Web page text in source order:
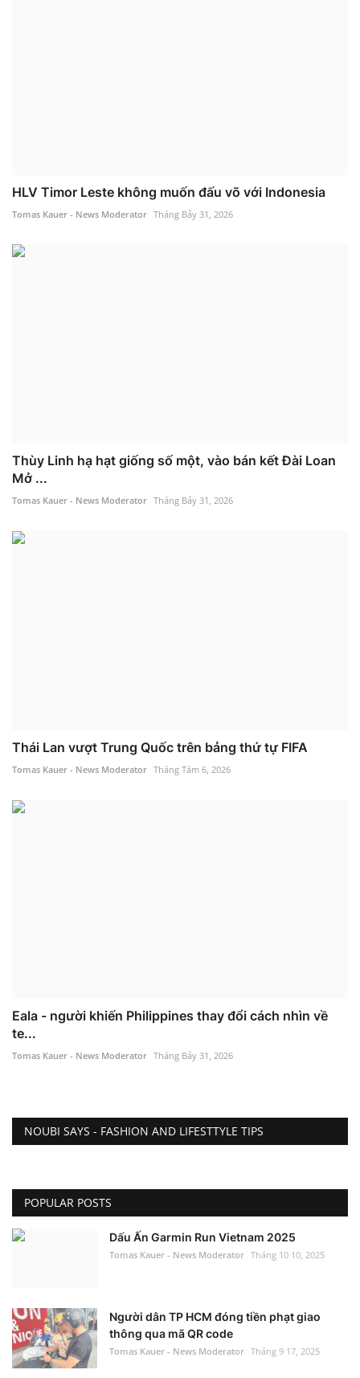
HLV Timor Leste không muốn đấu võ với Indonesia
Tomas Kauer - News Moderator Tháng Bảy 31, 2026
Thùy Linh hạ hạt giống số một, vào bán kết Đài Loan
Mở ...
Tomas Kauer - News Moderator Tháng Bảy 31, 2026
Thái Lan vượt Trung Quốc trên bảng thứ tự FIFA
Tomas Kauer - News Moderator Tháng Tám 6, 2026
Eala - người khiến Philippines thay đổi cách nhìn về
te...
Tomas Kauer - News Moderator Tháng Bảy 31, 2026
NOUBI SAYS - FASHION AND LIFESTTYLE TIPS
POPULAR POSTS
Dấu Ấn Garmin Run Vietnam 2025
Tomas Kauer - News Moderator Tháng 10 10, 2025
Người dân TP HCM đóng tiền phạt giao
thông qua mã QR code
Tomas Kauer - News Moderator Tháng 9 17, 2025